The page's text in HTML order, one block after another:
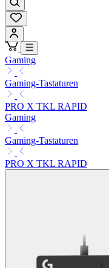
Gaming
Gaming-Tastaturen
PRO X TKL RAPID
Gaming
Gaming-Tastaturen
PRO X TKL RAPID